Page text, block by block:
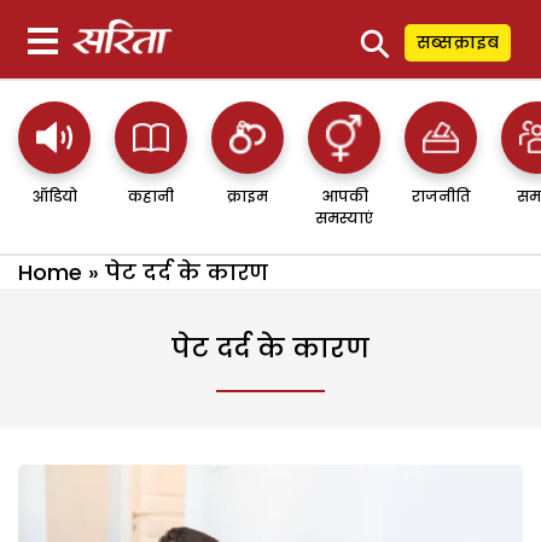
⚲ सब्सक्राइब
ऑडियो कहानी क्राइम
आपकी
समस्याएं
राजनीति
Home » पेट दर्द के कारण
पेट दर्द के कारण